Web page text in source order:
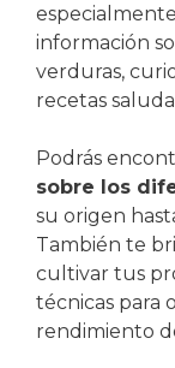
información
verduras,
recetas
Podrás
sobre los
su origen
También te
cultivar tus
técnicas para
rendimiento